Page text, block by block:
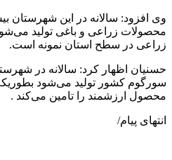
وی افزود: سالانه در این شهرستان
محصولات زراعی و باغی تولید
زراعی در سطح استان نمونه است.
سورگوم کشور تولید می‌شود
محصول ارزشمند را تامین می‌کند .
انتهای پیام/